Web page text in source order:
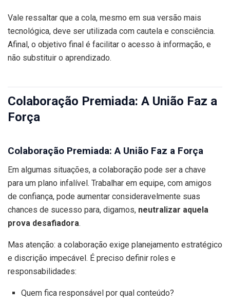
Vale ressaltar que a cola, mesmo em sua versão mais
tecnológica, deve ser utilizada com cautela e consciência.
Afinal, o objetivo final é facilitar o acesso à informação, e
não substituir o aprendizado.
Colaboração Premiada: A União Faz a
Força
Colaboração Premiada: A União Faz a Força
Em algumas situações, a colaboração pode ser a chave
para um plano infalível. Trabalhar em equipe, com amigos
de confiança, pode aumentar consideravelmente suas
chances de sucesso para, digamos, neutralizar aquela
prova desafiadora.
Mas atenção: a colaboração exige planejamento estratégico
e discrição impecável. É preciso definir roles e
responsabilidades:
Quem fica responsável por qual conteúdo?